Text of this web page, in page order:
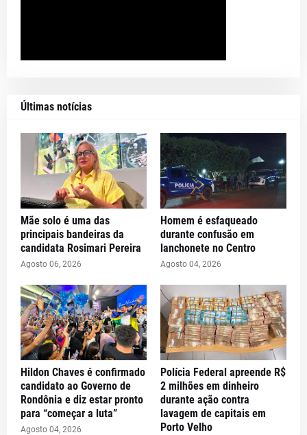
Últimas notícias
Mãe solo é uma das
principais bandeiras da
candidata Rosimari Pereira
Agosto 06, 2026
Homem é esfaqueado
durante confusão em
lanchonete no Centro
Agosto 04, 2026
Hildon Chaves é confirmado
candidato ao Governo de
Rondônia e diz estar pronto
para “começar a luta”
Agosto 04, 2026
Polícia Federal apreende R$
2 milhões em dinheiro
durante ação contra
lavagem de capitais em
Porto Velho